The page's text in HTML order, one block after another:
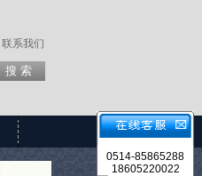
联系我们
0514-85865288
18605220022